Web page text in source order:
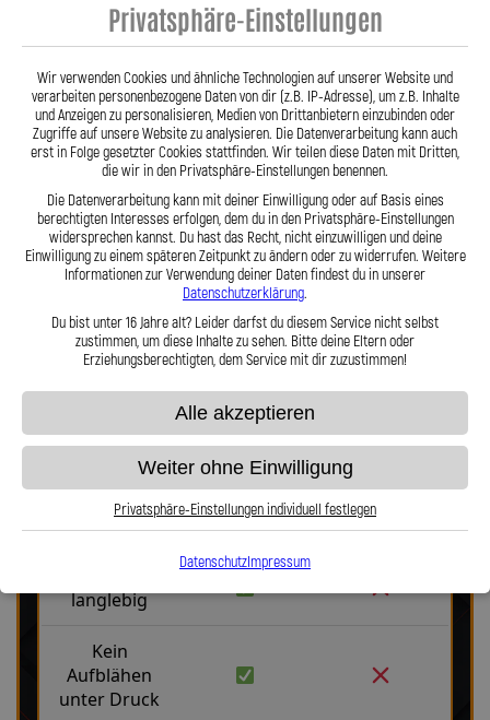
Stahlflex vs. Gummi
Fakten Stahlflex Gummi
langlebig
Kein
Aufblähen
unter Druck
wartungsfrei, widerstandsfähig gegen Marderbisse und behalten auch
nach Jahren ihre Zuverlässigkeit und Präzision – ein echter Vorteil
Anschlüsse ermöglichen eine spannungsfreie, saubere Verlegung wie
Orig. – ein besonderes Merkmal aus der Entwicklung von Lothar
Spiegler. Jede Leitung wird millimetergenau gefertigt, geprüft und
exakt auf Ihr Motorrad abgestimmt – ob als Sonderanfertigung oder
anbaufertiges Stahlflex-Kit. Mit den Stahlflex-Kupplungsleitungen von
Lothar Spiegler Kfz-Leitungen GmbH setzen Sie auf deutsche
Handwerksqualität, über 35 Jahre Erfahrung und ein Produkt, das
Haltbarkeit, Präzision und Fahrgefühl auf höchstem Niveau vereint.
Hier zu unserem Video „Stahlflex vs. Gummi“
Privatsphäre-Einstellungen
Wir verwenden Cookies und ähnliche Technologien auf unserer Website und
verarbeiten personenbezogene Daten von dir (z.B. IP-Adresse), um z.B. Inhalte
und Anzeigen zu personalisieren, Medien von Drittanbietern einzubinden oder
Zugriffe auf unsere Website zu analysieren. Die Datenverarbeitung kann auch
erst in Folge gesetzter Cookies stattfinden. Wir teilen diese Daten mit Dritten,
die wir in den Privatsphäre-Einstellungen benennen.
Die Datenverarbeitung kann mit deiner Einwilligung oder auf Basis eines
berechtigten Interesses erfolgen, dem du in den Privatsphäre-Einstellungen
widersprechen kannst. Du hast das Recht, nicht einzuwilligen und deine
Einwilligung zu einem späteren Zeitpunkt zu ändern oder zu widerrufen. Weitere
Informationen zur Verwendung deiner Daten findest du in unserer
Datenschutzerklärung.
Du bist unter 16 Jahre alt? Leider darfst du diesem Service nicht selbst
zustimmen, um diese Inhalte zu sehen. Bitte deine Eltern oder
Erziehungsberechtigten, dem Service mit dir zuzustimmen!
Alle akzeptieren
Weiter ohne Einwilligung
Privatsphäre-Einstellungen individuell festlegen
DatenschutzImpressum